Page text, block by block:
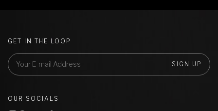
GET IN THE LOOP
SIGN UP
OUR SOCIALS